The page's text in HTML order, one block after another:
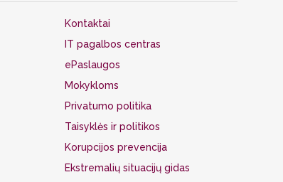
Kontaktai
IT pagalbos centras
ePaslaugos
Mokykloms
Privatumo politika
Taisyklės ir politikos
Korupcijos prevencija
Ekstremalių situacijų gidas